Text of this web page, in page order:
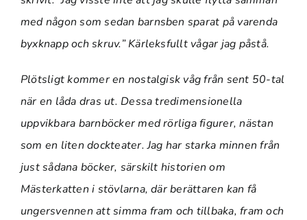
med någon som sedan barnsben sparat på varenda
byxknapp och skruv.” Kärleksfullt vågar jag påstå.
Plötsligt kommer en nostalgisk våg från sent 50-tal
när en låda dras ut. Dessa tredimensionella
uppvikbara barnböcker med rörliga figurer, nästan
som en liten dockteater. Jag har starka minnen från
just sådana böcker, särskilt historien om
Mästerkatten i stövlarna, där berättaren kan få
ungersvennen att simma fram och tillbaka, fram och